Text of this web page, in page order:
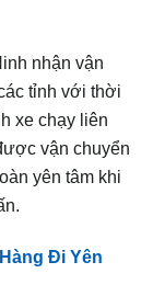
nhận vận
tỉnh với thời
xe chạy liên
vận chuyển
yên tâm khi
Đi Yên